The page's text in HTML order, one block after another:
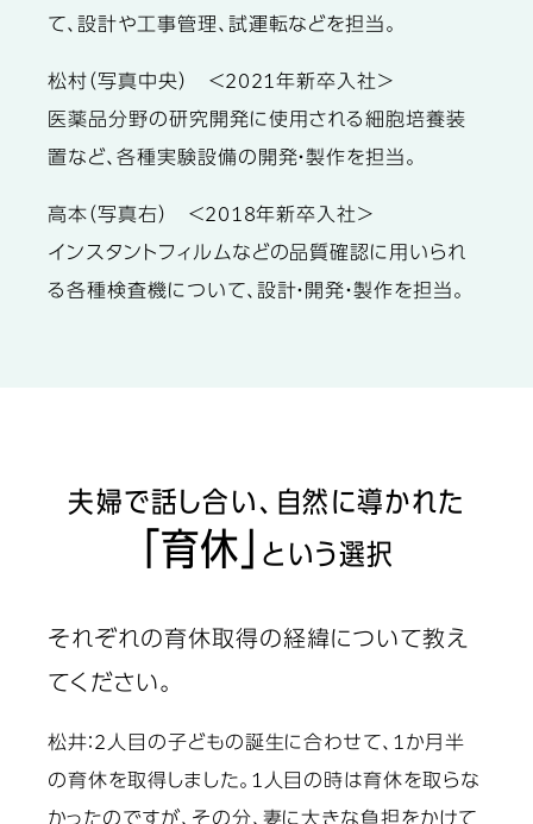
て、設計や工事管理、試運転などを担当。
松村（写真中央） ＜2021年新卒入社＞
医薬品分野の研究開発に使用される細胞培養装
置など、各種実験設備の開発・製作を担当。
高本（写真右） ＜2018年新卒入社＞
インスタントフィルムなどの品質確認に用いられ
る各種検査機について、設計・開発・製作を担当。
夫婦で話し合い、自然に導かれた
「育休」 という選択
それぞれの育休取得の経緯について教え
てください。
松井：2人目の子どもの誕生に合わせて、1か月半
の育休を取得しました。1人目の時は育休を取らな